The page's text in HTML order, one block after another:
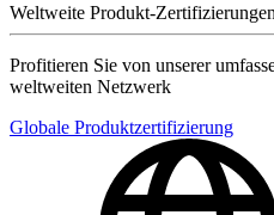
Weltweite Produkt-Zertifizierungen
Profitieren Sie von unserer
weltweiten Netzwerk
Globale Produktzertifizierung